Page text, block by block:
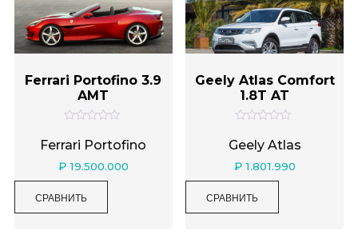
Ferrari Portofino 3.9
AMT
ц
е
н
а
0
и
з
Ferrari Portofino
₽19.500.000
СРАВНИТЬ
Geely Atlas Comfort
1.8T AT
ц
е
н
к
а
0
и
з
Geely Atlas
₽1.801.990
СРАВНИТЬ